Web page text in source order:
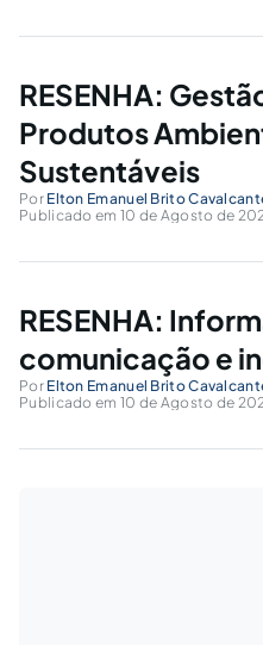
RESENHA:
Produtos
Sustentáveis
Por Elton Emanuel Brito
Publicado em 10 de Agosto de
RESENHA:
comunicação e
Por Elton Emanuel Brito
Publicado em 10 de Agosto de